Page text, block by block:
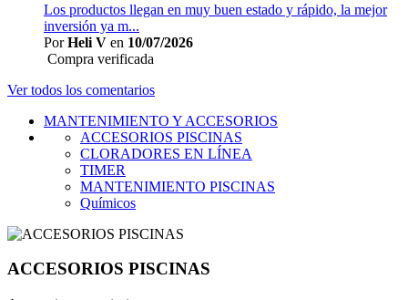
Los productos llegan en muy buen estado y rápido, la mejor
inversión ya m...
PorHeli V en 10/07/2026
Compra verificada
Ver todos los comentarios
MANTENIMIENTO Y ACCESORIOS
ACCESORIOS PISCINAS
CLORADORES EN LÍNEA
TIMER
MANTENIMIENTO PISCINAS
Químicos
ACCESORIOS PISCINAS